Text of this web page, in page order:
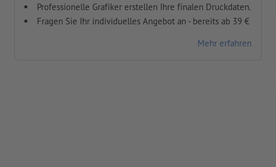
Professionelle Grafiker erstellen Ihre finalen Druckdaten.
Fragen Sie Ihr individuelles Angebot an - bereits ab 39 €
Mehr erfahren